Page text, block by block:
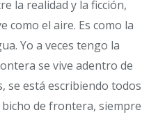
la realidad y la ficción,
como el aire. Es como la
Yo a veces tengo la
se vive adentro de
se está escribiendo todos
bicho de frontera, siempre